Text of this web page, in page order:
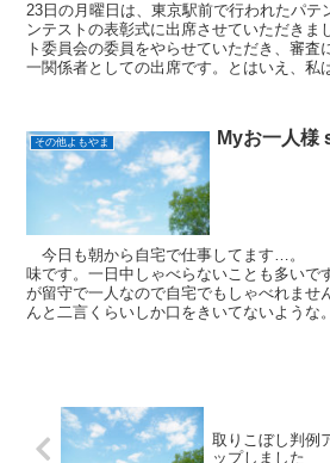
23日の月曜日は、東京駅前で行われたパテ
ンテストの表彰式に出席させていただきま
ト委員会の委員をやらせていただき、審査
一関係者としての出席です。とはいえ、私
その他よもやま Myお一人様
今日も朝から自宅で仕事してます…。
味です。一日中しゃべらないことも多い
が留守で一人なので自宅でもしゃべれませ
んと二言くらいしか口をきいてないような
取りこぼし判
ップしました